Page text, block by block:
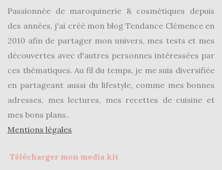
(5)
Découvertes
achats
Passionnée de maroquinerie & cosmétiques depuis
des années, j'ai créé mon blog Tendance Clémence en
2010 afin de partager mon univers, mes tests et mes
découvertes avec d'autres personnes intéressées par
ces thématiques. Au fil du temps, je me suis diversifiée
en partageant aussi du lifestyle, comme mes bonnes
adresses, mes lectures, mes recettes de cuisine et
mes bons plans..
Mentions légales
Télécharger mon media kit